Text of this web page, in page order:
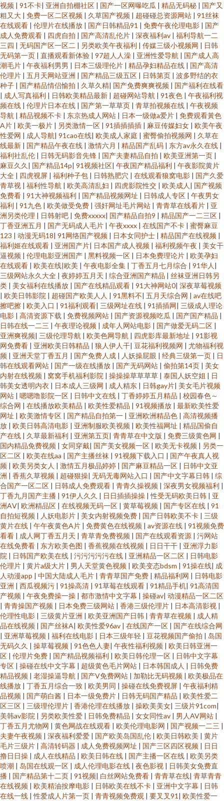
视频 | 91不卡| 亚洲自拍棚社区 | 国产一区网曝吃瓜 | 精品无码秘 | 国产又
粗又大 | 免费一区二区视频 | 久草国产视频 | 超碰碰总资源网站 | 91丝袜
在线观看 | 伦理片在线播放 | 国产日韩精品91 | 免费午夜伦理电影 | 国产
成人免费观看 | 四虎自拍 | 国产高清乱伦片 | 深夜福利av | 福利导航一二
三四 | 无码国产区一区二 | 另类欧美午夜福利 | 传媒三级小视频网 | 日韩
无码第一页 | 直播观看新体验 | 97超人人澡 | 亚洲性爱导航 | 国产成人高
潮毛片 | 午夜福利男男 | 日本三级理伦片 | 精品孕妇精品在线 | 国产高清
伦理片 | 五月天网站亚洲 | 国产精品三级五区 | 日韩第页 | 波多野结的衣
种子 | 国产精品情侣愉拍 | 久草久精| 国产免费爽爽视频 | 国产福利在线看
| 成人写真福利 | 日韩欧美精品最新 | 超碰网站导航 | 91夜色 | 午夜福利视
频在线 | 伦理片日本在线 | 国产第一草草页 | 青草拍视频在线 | 午夜视频
导航 | 精品视频不卡 | 东京热成人网站 | 日本一级做a爱片 | 免费观看黃色
A片 | 欧美一极片 | 另类激情一区 | 91插插插插 | 麻豆传媒妇女 | 欧美午夜
性爱网 | 成人导航| 91cao在线| 欧美成人家庭 | 蜜臀偷拍视频网 | 久草在
线最新 | 国产精品午夜在线 | 激情六月 | 精品国产乱码 | 东方av永久在线 |
福利社乱伦 | 日韩无码影音先锋 | 国产夫妻精品自拍 | 欧美亚洲第一页 |
麻豆久久 | 国产精品14p| 91视频社区| 午夜国产精品福利 | 午夜影院黄片
大全 | 四虎视屏 | 福利种子包 | 日韩熟肥穴 | 在线观看狼窝电影 | 国产久爱
青草视 | 福利性导航 | 欧美高清乱妇 | 四虎影院性交 | 欧美成人 | 国产视频
免费看 | 91大神视频福利 | 国产精品视频网址 | 日韩成人专区 | 午夜男女
福利 | 91九色 | 欧美做受免费 | 强奸网址毛片网站 | 青青草在线看片 | 亚
洲另类伦理 | 日韩射吧 | 免费xxxxx| 国产精品自拍9 | 精品国产一二三区 |
丁香亚洲五月 | 国产无码成人毛片 | 午夜xxxx | 在线国产不卡 | 蜜臀麻豆
123 | 动漫无码18| 91网络国产视频 | 日本女同护士 | 精品国产在线视频 |
福利姬在线观看 | 亚洲国产片| 日本国产成人视频 | 福利视频午夜 | 美女干
逼视频 | 伦理电影亚洲国产 | 黑料视频一区 | 日本免费理论片 | 欧美孕妇
在线观看 | 欧美在线|欧美 | 午夜电影全集 | 丁香五月七月综合 | 91华人 |
三级网站永久大全 | 夜婷婷五月天 | 综合亚洲国产精品 | 丝袜亚洲日韩另
类 | 美女福利在线播放 | 国产在线精品观看 | 91大神网站0| 深夜草莓视频
| 欧美日韩影院 | 超碰国产欧美人人 | 91黑料不| 五月天综合网 | av在线吧
擦吧擦 | 欧美入口 | 91福利观看| 三级网址在线 | 91插插网| 三级成人理论
电影 | 高清资源下载 | 免费视频网站 | 国产资源视频吃瓜 | 国产国产精品 |
日韩在线一二三 | 午夜理论视频 | 成年人网站电影 | 国产做爱无码二区 |
亚洲爽视频| 三级伦理导航 | 欧美色网导航 | 四虎影库最新地址 | 91影视
网免费看 | 亚洲欧美日韩精品 | 狼人伊人干| 豆花福利视频网 | 尤物福利视
频 | 亚洲天堂丁香五月 | 国产免费人成 | 人妖操屁眼 | 经典三级第一页 | 日
韩在线观看网站 | 国产一级在线播放 | 国产无码网站 | 偷拍第14页 | 美女
内射在线视频 | 窝窝手机福利影院 | 操操操草草草草 | 泰国人妖空姐 | 日
韩美女透明内衣 | 日本成人三级网 | 成人精东 | 日韩gay片| 美女毛片视频
网站 | 嗯嗯噜影院一区 | 日韩中文在线 | 丁香婷婷五月精品 | 校园春色～
综合网 | 在线播放欧美精品 | 欧美性爱精品 | 91视频播放 | 最新欧美性爱
网址 | 欧美激情专区 | 国产精品自拍第一 | 亚洲欧洲精品色 | 高清视频播
放 | 欧美日韩高清电影 | 亚洲制服欧美视频 | 欧美性福网址 | 精品国偷自
产在线 | 久草最新福利 | 亚洲第五页| 青青草在中文版 | 免费三级黄色网 |
国内精品免费视频 | 女同穿戴| 国产美女视频一区 | 欧美无卡视频 | 另类一
区二区 | 欧美在线aa | 国产主播丝袜 | 91视频下载入口 | 国产午夜真人视
频 | 欧美另类女人 | 激情五月极品婷婷 | 国产麻豆精品一区 | 日韩中文亚
洲 | 香蕉久草视频 | 超碰狠操| 无码无毒网站入口 | 国产中文字幕日韩 | 综
合国产一区二区 | 日韩成人免费观看 | 青青久操视频 | 深夜男女视频福利 |
丁香九月国产主播 | 91伊人久久 | 日日插插操操 |性受无码欧美日韩 | 亚
洲AⅤ| 欧洲精品区 | 在线视频无码一区 | 黄草莓视频 | 国产专区在线 | 91
自拍短视频 | 人妖电影片 | 美女内射视频免费 | 国产日韩欧美不卡 | 三级
黄片在线 | 午午夜黄色A片 | 免费黄色在线视频 | av资源在线 | 91视频免费
看看 | 成人网丁香五月天 | 青草青免费视频 | 国产在线观看资源 | 污网站
在线免费看 | 东方欧美色图 | 香蕉视频在线视频 | 日日干干 | 亚洲浮力影
院 | 日韩国产欧美在线 | 污污污污污在线 | 亚洲精品一区二区 | 日韩电影
伦理片 | 黄片a级大片 | 男人天堂黄色视频 | 欧美变态bdsm | 91操在线| 成
人动漫app | 中国大陆成人毛片 | 青青草国产免费 | 精品福利网 | 日韩电影
亚洲 | 西瓜视频污 | 91操高清 | 91草莓在线观看 | 91精品手机| 91高清国
产视频 | 午夜免费操一操 | 都市激情中文字幕 | 操碰av| 动漫精品一区二区
| 青青操国产视频 | 日本免费三级网站 | 香港三级伦理片 | 日本高清影视 |
伦理性电影 | 三级黄片亚洲 | 欧美亚洲国产日韩 | 青青草在视频 | 成人精
品在线视频 | 国产丝袜A| 欧美性爱96av | 在线国产一区 | 国产在线综合网
| 亚洲草莓视频 | 福利在线电影 | 日本三级年轻 | 豆花视频国产偷拍 | 岛国
无码久久 | 操草莓视频 | 91色色人妻| 午夜性福利视频 | 欧美日韩亚洲一
区 | 伦理片免费 | 国产精品视频福利 | 欧美日韩伦理一区 | 日韩中文字幕
专区 | 操碰在线中文字幕 | 超级黄色毛片网站 | 日本韩国成人 | 日韩免费
精品视频 | 老湿操逼导航 | 国产V免费网站 | 加勒比无码视频 | 欧美极品在
线播放 | 丁香五月综合一致 | 欧美男同 | 操碰在线免费视屏 | 午夜福利精
品视频 | 国产萌白酱 | 日本一级免费片 | 日韩无码国产精品 | 欧美性爱二
区三区 | 三级理伦理片 | 香港伦理在线播放 | 操欧美美女| 三级片91com|
美韩av影院 | 另类欧美性爱 | 日韩免费精品 | 女女同性av | 男人AV网站 |
丁香五月尤物网 | 黄色网战在线观看 | 欧美伦理电影网 | 国产视频一二三 |
夫妻午夜视频 | 深夜福利爱爱 | 国产欧美岛国乱伦 | 欧美日韩欧美 | 黄片
毛片三级片 | 高清转码器 | 成人免费视频网址 | 国产三区四区视频 | 日日
撸日日操 | 成人在线精品 | 欧美日韩在线 | 国产主播一区在线 | 欧美另类
喷潮 | 岛国在线观一区 | 成人伦理电影在线 | 夜色影视 | 日韩美女免费直
播 | 国产精品第十二页 | 91视频| 白丝网站免费看 | 青青草在线| 青草青青
在线视频 | 欧美精油按摩电影 | 日韩欧美在线不卡 | 亚洲中文字幕 | 日韩
在线一线 |性爱成人片第一页 | 青青视频免费观 | 要叉叉91 | 欧美性爱一